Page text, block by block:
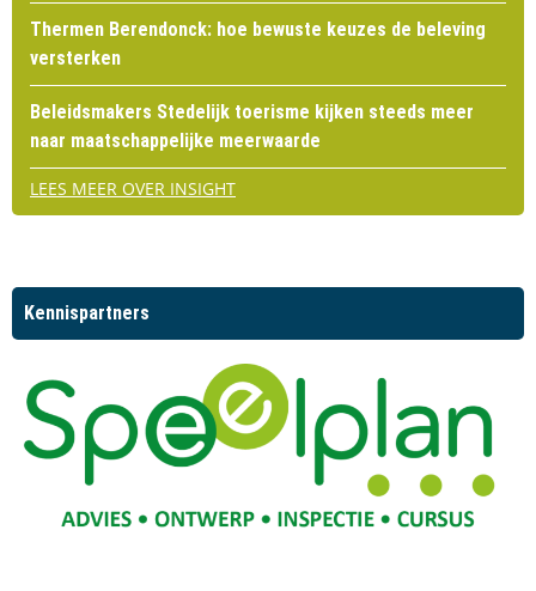
Thermen Berendonck: hoe bewuste keuzes de beleving
versterken
Beleidsmakers Stedelijk toerisme kijken steeds meer
naar maatschappelijke meerwaarde
LEES MEER OVER INSIGHT
Kennispartners